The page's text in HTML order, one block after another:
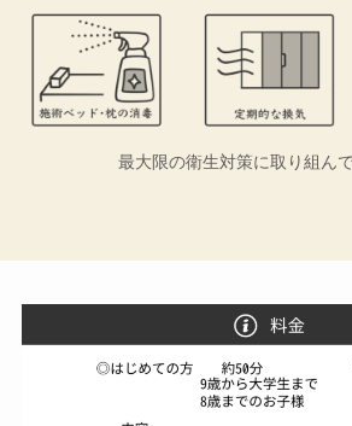
最大限の衛生対策に取り組んで